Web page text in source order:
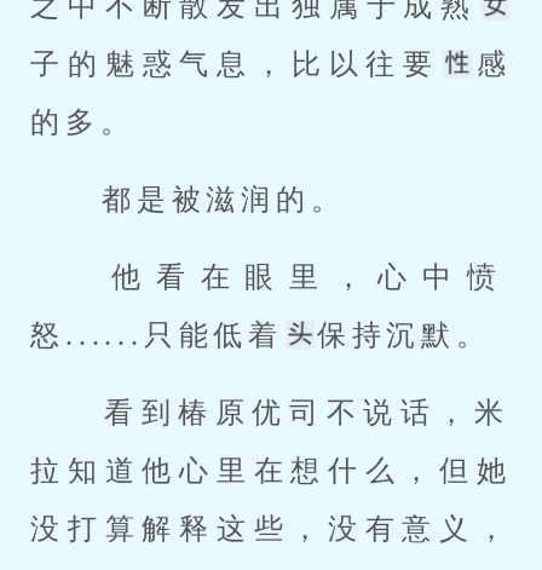
子的魅惑气息，比以往要
感
的多。
都是被滋润的。
他看在眼里，心中愤
怒......只能低着
保持沉默。
拉知道他心里在想什么，但她
没打算解释这些，没有意义，